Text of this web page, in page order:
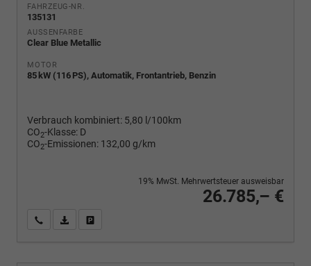
FAHRZEUG-NR.
135131
AUSSENFARBE
Clear Blue Metallic
MOTOR
85 kW (116 PS), Automatik, Frontantrieb, Benzin
Verbrauch kombiniert: 5,80 l/100km
CO2-Klasse: D
CO2-Emissionen: 132,00 g/km
26.785,– €
19% MwSt. Mehrwertsteuer ausweisbar
Wir rufen Sie anPDF-Fahrzeugexposé drucken